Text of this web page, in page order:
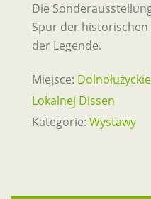
Die
Spur der
der Legende.
Miejsce:
Lokalnej Dissen
Kategorie: Wystawy